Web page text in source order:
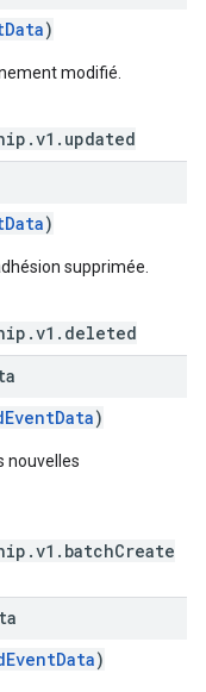
)
modifié.
)
supprimée.
)
nouvelles
)